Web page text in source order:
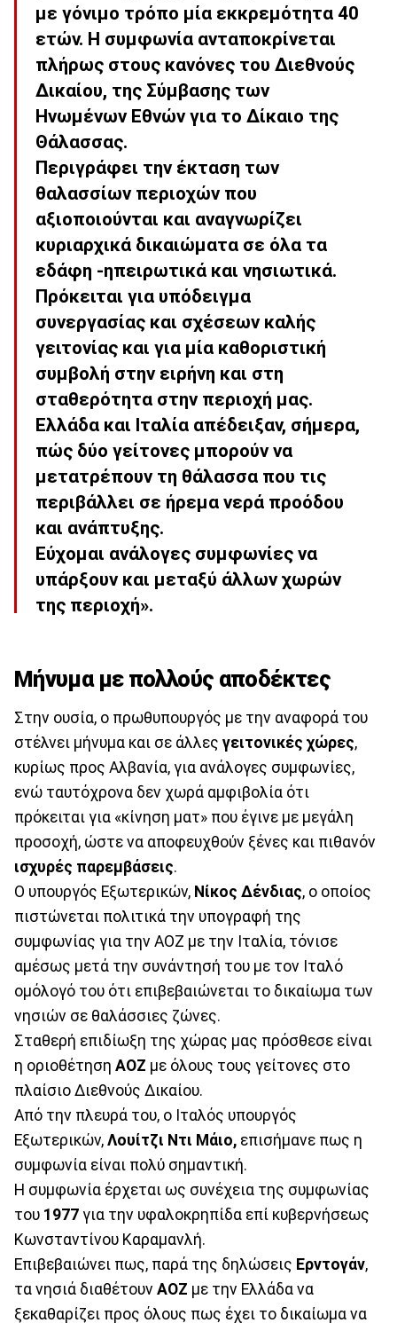
με γόνιμο τρόπο μία εκκρεμότητα 40
ετών. Η συμφωνία ανταποκρίνεται
πλήρως στους κανόνες του Διεθνούς
Δικαίου, της Σύμβασης των
Ηνωμένων Εθνών για το Δίκαιο της
Θάλασσας.
Περιγράφει την έκταση των
θαλασσίων περιοχών που
αξιοποιούνται και αναγνωρίζει
κυριαρχικά δικαιώματα σε όλα τα
εδάφη -ηπειρωτικά και νησιωτικά.
Πρόκειται για υπόδειγμα
συνεργασίας και σχέσεων καλής
γειτονίας και για μία καθοριστική
συμβολή στην ειρήνη και στη
σταθερότητα στην περιοχή μας.
Ελλάδα και Ιταλία απέδειξαν, σήμερα,
πώς δύο γείτονες μπορούν να
μετατρέπουν τη θάλασσα που τις
περιβάλλει σε ήρεμα νερά προόδου
και ανάπτυξης.
Εύχομαι ανάλογες συμφωνίες να
υπάρξουν και μεταξύ άλλων χωρών
της περιοχή».
Μήνυμα με πολλούς αποδέκτες
Στην ουσία, ο πρωθυπουργός με την αναφορά του
στέλνει μήνυμα και σε άλλες γειτονικές χώρες,
κυρίως προς Αλβανία, για ανάλογες συμφωνίες,
ενώ ταυτόχρονα δεν χωρά αμφιβολία ότι
πρόκειται για «κίνηση ματ» που έγινε με μεγάλη
προσοχή, ώστε να αποφευχθούν ξένες και πιθανόν
ισχυρές παρεμβάσεις.
Ο υπουργός Εξωτερικών, Νίκος Δένδιας, ο οποίος
πιστώνεται πολιτικά την υπογραφή της
συμφωνίας για την ΑΟΖ με την Ιταλία, τόνισε
αμέσως μετά την συνάντησή του με τον Ιταλό
ομόλογό του ότι επιβεβαιώνεται το δικαίωμα των
νησιών σε θαλάσσιες ζώνες.
Σταθερή επιδίωξη της χώρας μας πρόσθεσε είναι
η οριοθέτηση ΑΟΖ με όλους τους γείτονες στο
πλαίσιο Διεθνούς Δικαίου.
Από την πλευρά του, ο Ιταλός υπουργός
Εξωτερικών, Λουίτζι Ντι Μάιο, επισήμανε πως η
συμφωνία είναι πολύ σημαντική.
Η συμφωνία έρχεται ως συνέχεια της συμφωνίας
του 1977 για την υφαλοκρηπίδα επί κυβερνήσεως
Κωνσταντίνου Καραμανλή.
Επιβεβαιώνει πως, παρά της δηλώσεις Ερντογάν,
τα νησιά διαθέτουν ΑΟΖ με την Ελλάδα να
ξεκαθαρίζει προς όλους πως έχει το δικαίωμα να